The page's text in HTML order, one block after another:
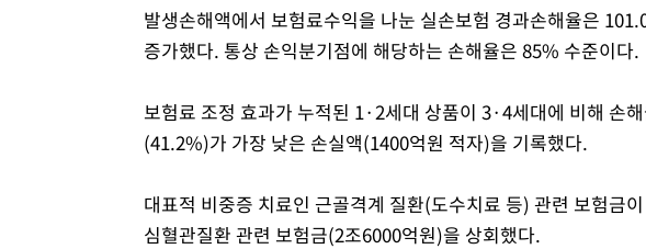
발생손해액에서 보험료수익을 나눈 실손보험 경과손해율은
증가했다. 통상 손익분기점에 해당하는 손해율은 85% 수준이다.
보험료 조정 효과가 누적된 1·2세대 상품이 3·4세대에 비해 손
(41.2%)가 가장 낮은 손실액(1400억원 적자)을 기록했다.
대표적 비중증 치료인 근골격계 질환(도수치료 등) 관련 보험금
심혈관질환 관련 보험금(2조6000억원)을 상회했다.